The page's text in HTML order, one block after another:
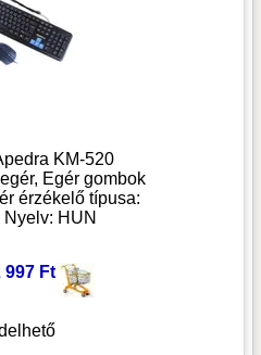
KM-520
Egér gombok
érzékelő típusa:
Nyelv: HUN
997 Ft